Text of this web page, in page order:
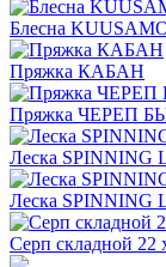
Блесна
Пряжка КАБАН
Пряжка ЧЕРЕП
Леска SPINNING
Леска SPINNING
Серп складной 22